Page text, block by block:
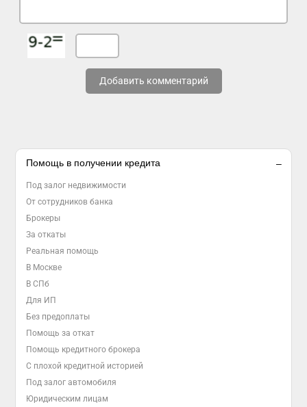
Добавить комментарий
Помощь в получении кредита
Под залог недвижимости
От сотрудников банка
Брокеры
За откаты
Реальная помощь
В Москве
В СПб
Для ИП
Без предоплаты
Помощь за откат
Помощь кредитного брокера
С плохой кредитной историей
Под залог автомобиля
Юридическим лицам